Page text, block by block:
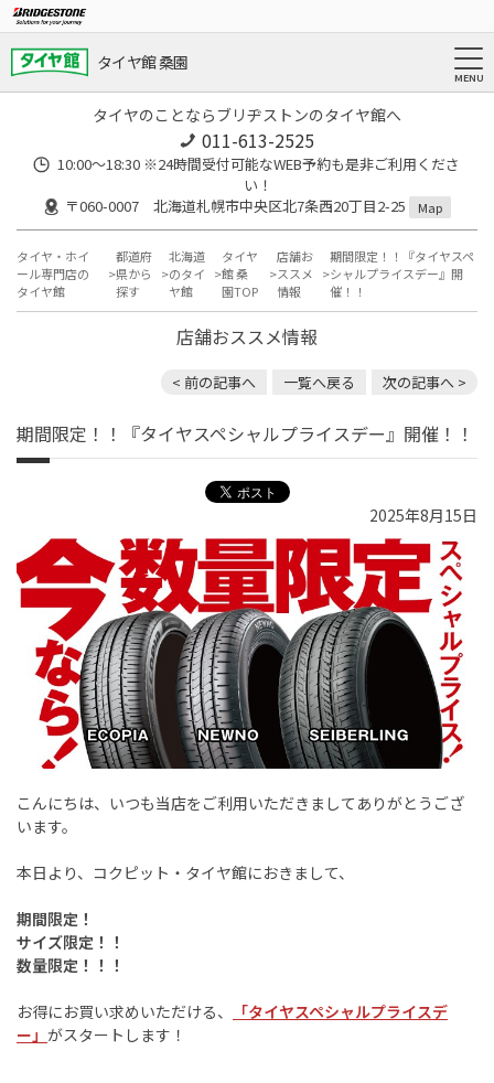
タイヤ館 桑園
タイヤのことならブリヂストンのタイヤ館へ
011-613-2525
10:00～18:30 ※24時間受付可能なWEB予約も是非ご利用くださ
い！
〒060-0007 北海道札幌市中央区北7条西20丁目2-25
Map
タイヤ・ホイ
ール専門店の
タイヤ館
都道府
県から
探す
北海道
のタイ
ヤ館
タイヤ
館 桑
園TOP
店舗お
ススメ
情報
期間限定！！『タイヤスペ
シャルプライスデー』開
催！！
店舗おススメ情報
< 前の記事へ 一覧へ戻る 次の記事へ >
期間限定！！『タイヤスペシャルプライスデー』開催！！
2025年8月15日
こんにちは、いつも当店をご利用いただきましてありがとうござ
います。
本日より、コクピット・タイヤ館におきまして、
期間限定！
サイズ限定！！
数量限定！！！
お得にお買い求めいただける、
「タイヤスペシャルプライスデ
ー」 がスタートします！